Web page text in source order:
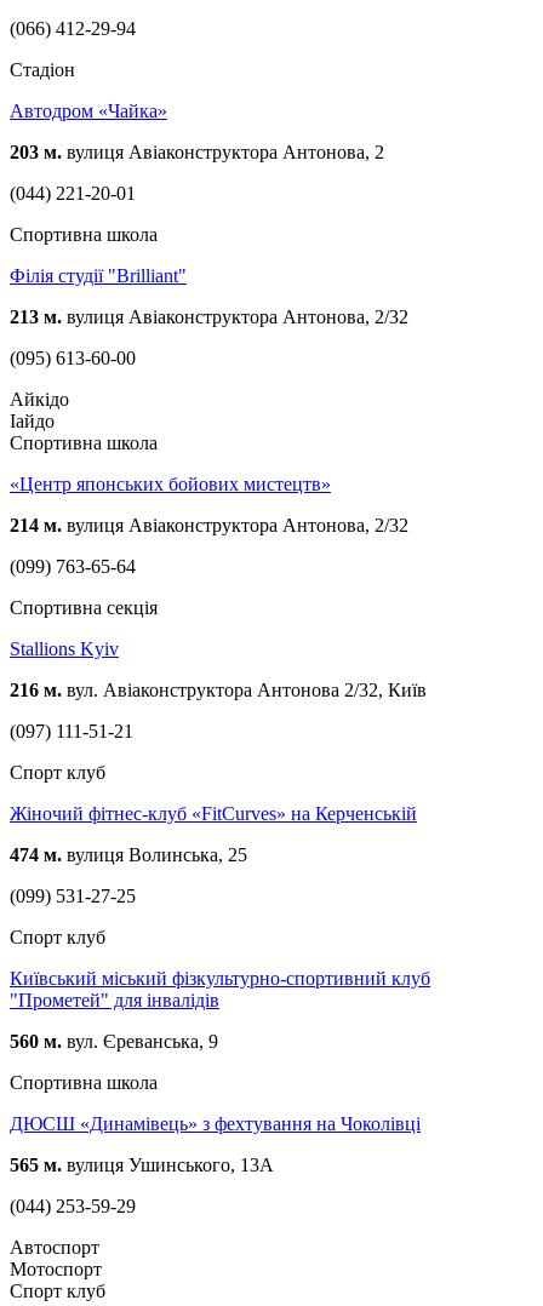
(066) 412-29-94
Стадіон
Автодром «Чайка»
203 м. вулиця Авіаконструктора Антонова, 2
(044) 221-20-01
Спортивна школа
Філія студії "Brilliant"
213 м. вулиця Авіаконструктора Антонова, 2/32
(095) 613-60-00
Айкідо
Іайдо
Спортивна школа
«Центр японських бойових мистецтв»
214 м. вулиця Авіаконструктора Антонова, 2/32
(099) 763-65-64
Спортивна секція
Stallions Kyiv
216 м. вул. Авіаконструктора Антонова 2/32, Київ
(097) 111-51-21
Спорт клуб
Жіночий фітнес-клуб «FitCurves» на Керченській
474 м. вулиця Волинська, 25
(099) 531-27-25
Спорт клуб
Київський міський фізкультурно-спортивний клуб
"Прометей" для інвалідів
560 м. вул. Єреванська, 9
Спортивна школа
ДЮСШ «Динамівець» з фехтування на Чоколівці
565 м. вулиця Ушинського, 13А
(044) 253-59-29
Автоспорт
Мотоспорт
Спорт клуб